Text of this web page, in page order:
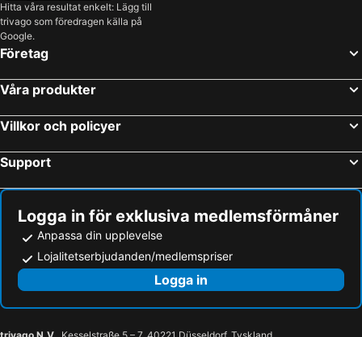
Hitta våra resultat enkelt: Lägg till
trivago som föredragen källa på
Google.
Företag
Våra produkter
Villkor och policyer
Support
Logga in för exklusiva medlemsförmåner
Anpassa din upplevelse
Lojalitetserbjudanden/medlemspriser
Logga in